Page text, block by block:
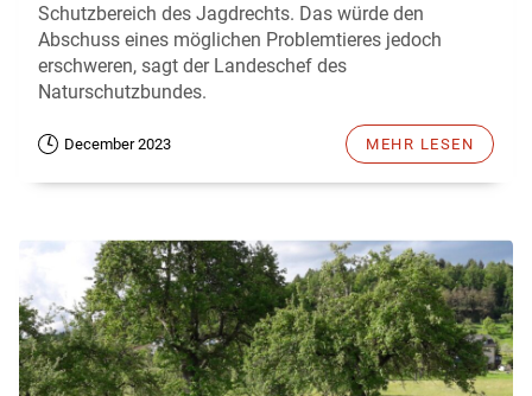
Schutzbereich des Jagdrechts. Das würde den
Abschuss eines möglichen Problemtieres jedoch
erschweren, sagt der Landeschef des
Naturschutzbundes.
December 2023 MEHR LESEN